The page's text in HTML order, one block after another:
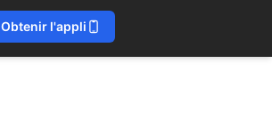
Obtenir l'appli